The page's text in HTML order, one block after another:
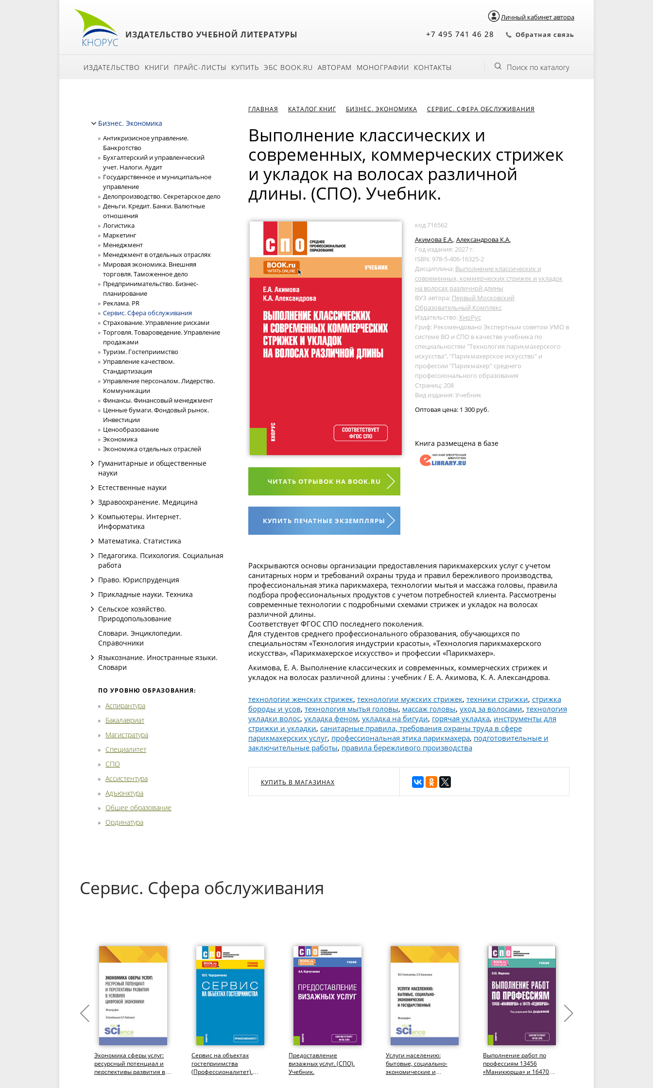
Личный кабинет автора
ИЗДАТЕЛЬСТВО УЧЕБНОЙ ЛИТЕРАТУРЫ +7 495 741 46 28 Обратная связь
ИЗДАТЕЛЬСТВО КНИГИ ПРАЙС-ЛИСТЫ КУПИТЬ ЭБС BOOK.RU АВТОРАМ МОНОГРАФИИ КОНТАКТЫ Поиск по каталогу
Бизнес. Экономика
Антикризисное управление.
Банкротство
Бухгалтерский и управленческий
учет. Налоги. Аудит
Государственное и муниципальное
управление
Делопроизводство. Секретарское дело
Деньги. Кредит. Банки. Валютные
отношения
Логистика
Маркетинг
Менеджмент
Менеджмент в отдельных отраслях
Мировая экономика. Внешняя
торговля. Таможенное дело
Предпринимательство. Бизнес-
планирование
Реклама. PR
Сервис. Сфера обслуживания
Страхование. Управление рисками
Торговля. Товароведение. Управление
продажами
Туризм. Гостеприимство
Управление качеством.
Стандартизация
Управление персоналом. Лидерство.
Коммуникации
Финансы. Финансовый менеджмент
Ценные бумаги. Фондовый рынок.
Инвестиции
Ценообразование
Экономика
Экономика отдельных отраслей
Гуманитарные и общественные
науки
Естественные науки
Здравоохранение. Медицина
Компьютеры. Интернет.
Информатика
Математика. Статистика
Педагогика. Психология. Социальная
работа
Право. Юриспруденция
Прикладные науки. Техника
Сельское хозяйство.
Природопользование
Словари. Энциклопедии.
Справочники
Языкознание. Иностранные языки.
Словари
ПО УРОВНЮ ОБРАЗОВАНИЯ:
Аспирантура
Бакалавриат
Магистратура
Специалитет
СПО
Ассистентура
Адъюнктура
Общее образование
Ординатура
ГЛАВНАЯ КАТАЛОГ КНИГ БИЗНЕС. ЭКОНОМИКА СЕРВИС. СФЕРА ОБСЛУЖИВАНИЯ
Выполнение классических и
современных, коммерческих стрижек
и укладок на волосах различной
длины. (СПО). Учебник.
ЧИТАТЬ ОТРЫВОК НА BOOK.RU
КУПИТЬ ПЕЧАТНЫЕ ЭКЗЕМПЛЯРЫ
код 716562
Акимова Е.А., Александрова К.А.
Год издания: 2027 г.
ISBN: 978-5-406-16325-2
Дисциплина: Выполнение классических и
современных, коммерческих стрижек и укладок
на волосах различной длины
ВУЗ автора: Первый Московский
Образовательный Комплекс
Издательство: КноРус
Гриф: Рекомендовано Экспертным советом УМО в
системе ВО и СПО в качестве учебника по
специальностям "Технология парикмахерского
искусства", "Парикмахерское искусство" и
профессии "Парикмахер" среднего
профессионального образования
Страниц: 208
Вид издания: Учебник
Оптовая цена: 1 300 руб.
Книга размещена в базе
Раскрываются основы организации предоставления парикмахерских услуг с учетом
санитарных норм и требований охраны труда и правил бережливого производства,
профессиональная этика парикмахера, технологии мытья и массажа головы, правила
подбора профессиональных продуктов с учетом потребностей клиента. Рассмотрены
современные технологии с подробными схемами стрижек и укладок на волосах
различной длины.
Соответствует ФГОС СПО последнего поколения.
Для студентов среднего профессионального образования, обучающихся по
специальностям «Технология индустрии красоты», «Технология парикмахерского
искусства», «Парикмахерское искусство» и профессии «Парикмахер».
Акимова, Е. А. Выполнение классических и современных, коммерческих стрижек и
укладок на волосах различной длины : учебник / Е. А. Акимова, К. А. Александрова.
технологии женских стрижек, технологии мужских стрижек, техники стрижки, стрижка
бороды и усов, технология мытья головы, массаж головы, уход за волосами, технология
укладки волос, укладка феном, укладка на бигуди, горячая укладка, инструменты для
стрижки и укладки, санитарные правила, требования охраны труда в сфере
парикмахерских услуг, профессиональная этика парикмахера, подготовительные и
заключительные работы, правила бережливого производства
КУПИТЬ В МАГАЗИНАХ
Сервис. Сфера обслуживания
Экономика сферы услуг:
ресурсный потенциал и
перспективы развития в
Сервис на объектах
гостеприимства
(Профессионалитет).
Предоставление
визажных услуг. (СПО).
Учебник.
Услуги населению:
бытовые, социально-
экономические и
Выполнение работ по
профессиям 13456
«Маникюрша» и 16470